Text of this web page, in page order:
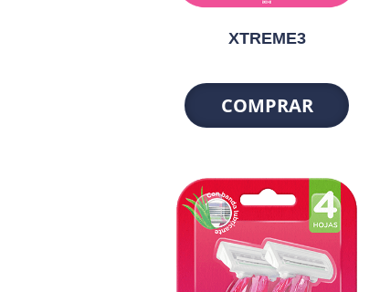
XTREME3
COMPRAR